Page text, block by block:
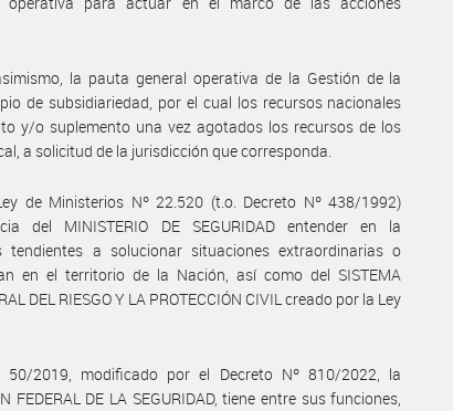
la pauta general operativa de la Gestión de la
de subsidiariedad, por el cual los recursos nacionales
y/o suplemento una vez agotados los recursos de los
a solicitud de la jurisdicción que corresponda.
de Ministerios Nº 22.520 (t.o. Decreto Nº 438/1992)
del MINISTERIO DE SEGURIDAD entender en la
tendientes a solucionar situaciones extraordinarias o
en el territorio de la Nación, así como del SISTEMA
DEL RIESGO Y LA PROTECCIÓN CIVIL creado por la Ley
50/2019, modificado por el Decreto Nº 810/2022, la
FEDERAL DE LA SEGURIDAD, tiene entre sus funciones,